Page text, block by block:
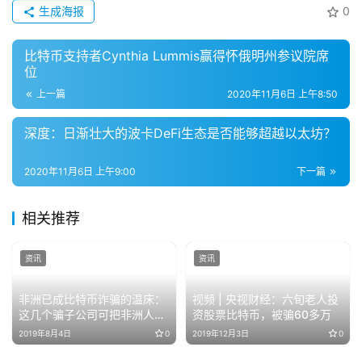
0
生成海报
比特币支持者Cynthia Lummis赢得怀俄明州参议院席
位
上一篇 2020年11月6日 上午8:50
深度：日渐壮大的波卡DeFi生态是否能够超越以太坊？
下一篇
2020年11月6日 上午9:00
相关推荐
非洲已成比特币诈骗的温床：
这几个骗子公司可把非洲人民
坑苦了……
2019年8月4日 0
资讯
视频 | 央视财经：六旬老人投
资股票比特币，被骗60多万
2019年12月3日 0
资讯